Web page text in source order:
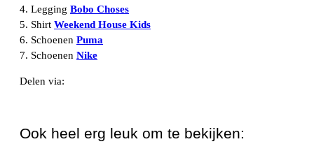
4. Legging Bobo Choses
5. Shirt Weekend House Kids
6. Schoenen Puma
7. Schoenen Nike
Delen via:
Ook heel erg leuk om te bekijken: